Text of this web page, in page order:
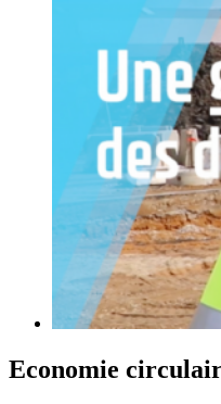
Economie